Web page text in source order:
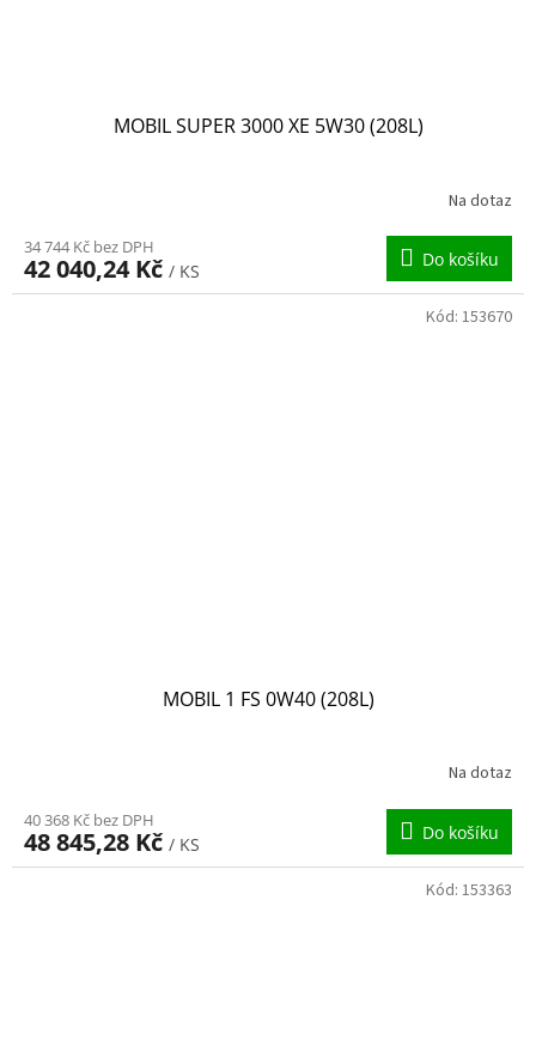
MOBIL SUPER 3000 XE 5W30 (208L)
Na dotaz
34 744 Kč bez DPH
42 040,24 Kč / KS
Do košíku
MOBIL 1 FS 0W40 (208L)
Na dotaz
40 368 Kč bez DPH
48 845,28 Kč / KS
Do košíku
Kód: 153670
Kód: 153363